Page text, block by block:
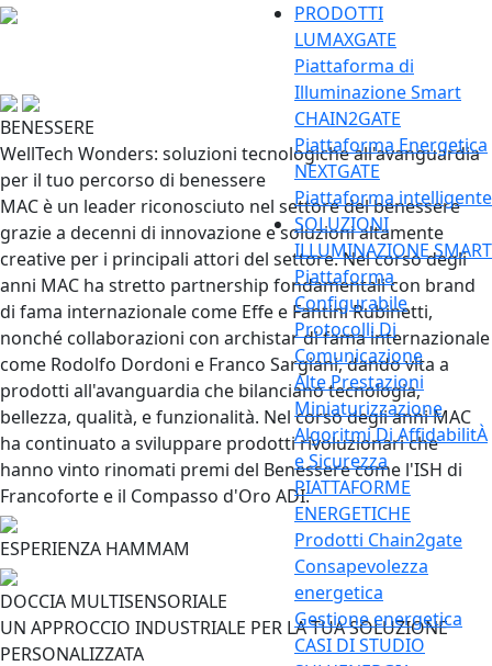
PRODOTTI
LUMAXGATE
Piattaforma di
Illuminazione Smart
CHAIN2GATE
Piattaforma Energetica
NEXTGATE
Piattaforma intelligente
SOLUZIONI
ILLUMINAZIONE SMART
Piattaforma
Configurabile
Protocolli Di
Comunicazione
Alte Prestazioni
Miniaturizzazione
Algoritmi Di AffidabilitÀ
e Sicurezza
PIATTAFORME
ENERGETICHE
Prodotti Chain2gate
Consapevolezza
energetica
Gestione energetica
CASI DI STUDIO
BENESSERE
WellTech Wonders: soluzioni tecnologiche all'avanguardia
per il tuo percorso di benessere
MAC è un leader riconosciuto nel settore del benessere
grazie a decenni di innovazione e soluzioni altamente
creative per i principali attori del settore. Nel corso degli
anni MAC ha stretto partnership fondamentali con brand
di fama internazionale come Effe e Fantini Rubinetti,
nonché collaborazioni con archistar di fama internazionale
come Rodolfo Dordoni e Franco Sargiani, dando vita a
prodotti all'avanguardia che bilanciano tecnologia,
bellezza, qualità, e funzionalità. Nel corso degli anni MAC
ha continuato a sviluppare prodotti rivoluzionari che
hanno vinto rinomati premi del Benessere come l'ISH di
Francoforte e il Compasso d'Oro ADI.
ESPERIENZA HAMMAM
DOCCIA MULTISENSORIALE
UN APPROCCIO INDUSTRIALE PER LA TUA SOLUZIONE
PERSONALIZZATA